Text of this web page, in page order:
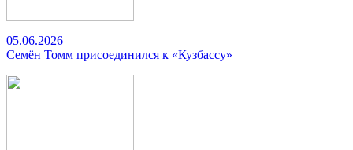
05.06.2026
Семён Томм присоединился к «Кузбассу»